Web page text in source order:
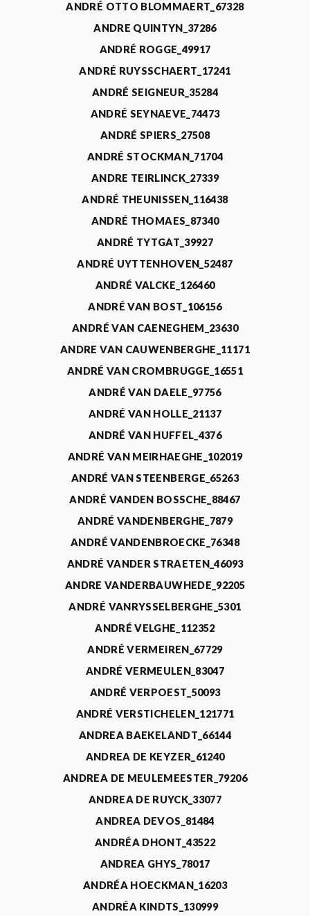
ANDRÉ OTTO BLOMMAERT_67328
ANDRE QUINTYN_37286
ANDRÉ ROGGE_49917
ANDRÉ RUYSSCHAERT_17241
ANDRÉ SEIGNEUR_35284
ANDRÉ SEYNAEVE_74473
ANDRÉ SPIERS_27508
ANDRÉ STOCKMAN_71704
ANDRE TEIRLINCK_27339
ANDRÉ THEUNISSEN_116438
ANDRÉ THOMAES_87340
ANDRÉ TYTGAT_39927
ANDRÉ UYTTENHOVEN_52487
ANDRÉ VALCKE_126460
ANDRÉ VAN BOST_106156
ANDRÉ VAN CAENEGHEM_23630
ANDRE VAN CAUWENBERGHE_11171
ANDRÉ VAN CROMBRUGGE_16551
ANDRÉ VAN DAELE_97756
ANDRÉ VAN HOLLE_21137
ANDRÉ VAN HUFFEL_4376
ANDRÉ VAN MEIRHAEGHE_102019
ANDRÉ VAN STEENBERGE_65263
ANDRÉ VANDEN BOSSCHE_88467
ANDRÉ VANDENBERGHE_7879
ANDRÉ VANDENBROECKE_76348
ANDRÉ VANDER STRAETEN_46093
ANDRE VANDERBAUWHEDE_92205
ANDRÉ VANRYSSELBERGHE_5301
ANDRÉ VELGHE_112352
ANDRÉ VERMEIREN_67729
ANDRÉ VERMEULEN_83047
ANDRÉ VERPOEST_50093
ANDRÉ VERSTICHELEN_121771
ANDREA BAEKELANDT_66144
ANDREA DE KEYZER_61240
ANDREA DE MEULEMEESTER_79206
ANDREA DE RUYCK_33077
ANDREA DEVOS_81484
ANDRÉA DHONT_43522
ANDREA GHYS_78017
ANDRÉA HOECKMAN_16203
ANDRÉA KINDTS_130999